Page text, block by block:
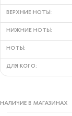
ВЕРХНИЕ НОТЫ:
НИЖНИЕ НОТЫ:
НОТЫ:
ДЛЯ КОГО:
НАЛИЧИЕ В МАГАЗИНАХ